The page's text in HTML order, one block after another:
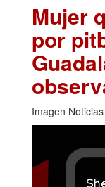
Mujer
por
Imagen Noticias